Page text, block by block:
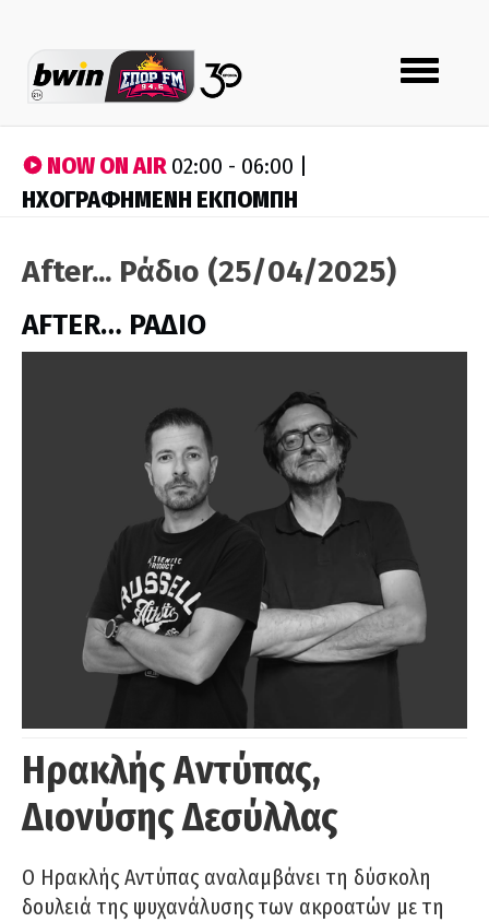
Toggle
navigation
NOW ON AIR02:00 - 06:00 |
ΗΧΟΓΡΑΦΗΜΕΝΗ ΕΚΠΟΜΠΗ
After... Ράδιο (25/04/2025)
AFTER… ΡΑΔΙΟ
Ηρακλής Αντύπας,
Διονύσης Δεσύλλας
Ο Ηρακλής Αντύπας αναλαμβάνει τη δύσκολη
δουλειά της ψυχανάλυσης των ακροατών με τη